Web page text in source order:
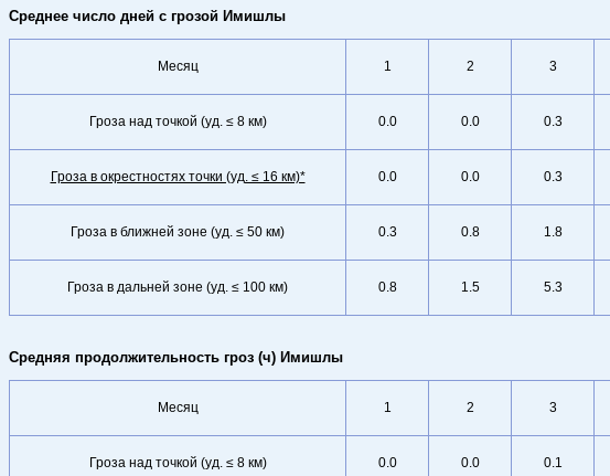
Среднее число дней с грозой Имишлы
Месяц 1 2 3
Гроза над точкой (уд. ≤ 8 км) 0.0 0.0 0.3
Гроза в окрестностях точки (уд. ≤ 16 км)* 0.0 0.0 0.3
Гроза в ближней зоне (уд. ≤ 50 км) 0.3 0.8 1.8
Гроза в дальней зоне (уд. ≤ 100 км) 0.8 1.5 5.3
Средняя продолжительность гроз (ч) Имишлы
Месяц 1 2 3
Гроза над точкой (уд. ≤ 8 км) 0.0 0.0 0.1